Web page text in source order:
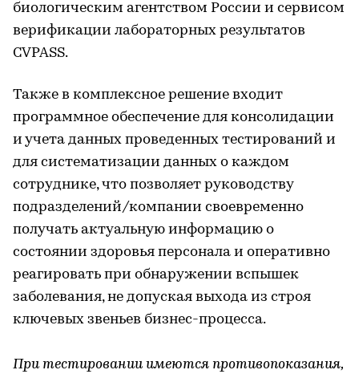
биологическим агентством России и сервисом
верификации лабораторных результатов
CVPASS.
Также в комплексное решение входит
программное обеспечение для консолидации
и учета данных проведенных тестирований и
для систематизации данных о каждом
сотруднике, что позволяет руководству
подразделений/компании своевременно
получать актуальную информацию о
состоянии здоровья персонала и оперативно
реагировать при обнаружении вспышек
заболевания, не допуская выхода из строя
ключевых звеньев бизнес-процесса.
При тестировании имеются противопоказания,